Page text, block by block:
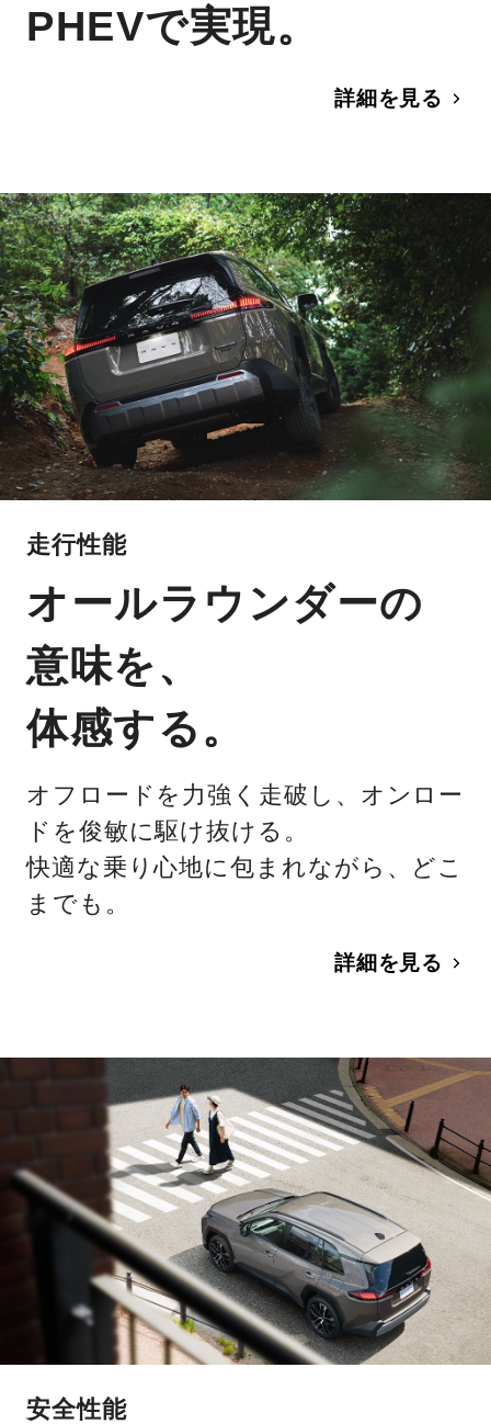
PHEVで実現。
詳細を見る
走行性能
オールラウンダーの
意味を、
体感する。
オフロードを力強く走破し、オンロー
ドを俊敏に駆け抜ける。
快適な乗り心地に包まれながら、どこ
までも。
詳細を見る
安全性能